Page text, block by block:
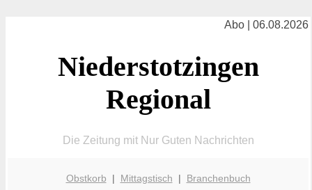
Abo | 06.08.2026
Niederstotzingen
Regional
Die Zeitung mit Nur Guten Nachrichten
Obstkorb | Mittagstisch | Branchenbuch